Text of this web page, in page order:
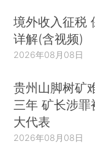
境外收入征税
详解(含视频)
2026年08月08日
贵州山脚树矿
三年 矿长涉罪
大代表
2026年08月08日